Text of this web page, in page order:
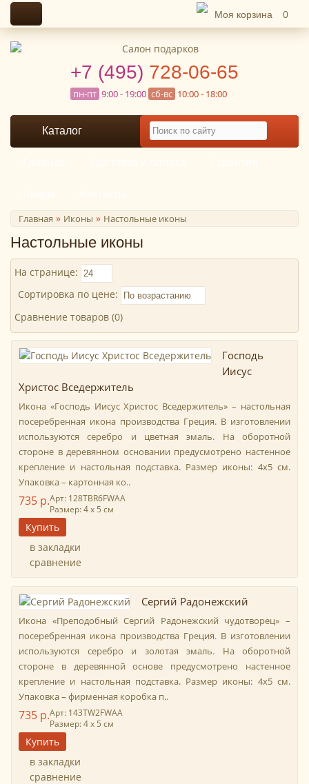
+7 (495) 728-06-65
пн-пт 9:00 - 19:00 сб-вс 10:00 - 18:00
Моя корзина 0
Каталог
Главная » Иконы » Настольные иконы
Настольные иконы
На странице:
Сортировка по цене:
Сравнение товаров (0)
Господь
Иисус
Христос Вседержитель
Икона «Господь Иисус Христос Вседержитель» – настольная
посеребренная икона производства Греция. В изготовлении
используются серебро и цветная эмаль. На оборотной
стороне в деревянном основании предусмотрено настенное
крепление и настольная подставка. Размер иконы: 4х5 см.
Упаковка – картонная ко..
735 р.Арт: 128TBR6FWAA
Размер: 4 х 5 см
в закладки
сравнение
Сергий Радонежский
Икона «Преподобный Сергий Радонежский чудотворец» –
посеребренная икона производства Греция. В изготовлении
используются серебро и золотая эмаль. На оборотной
стороне в деревянной основе предусмотрено настенное
крепление и настольная подставка. Размер иконы: 4х5 см.
Упаковка – фирменная коробка п..
735 р.Арт: 143TW2FWАА
Размер: 4 х 5 см
в закладки
сравнение